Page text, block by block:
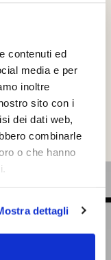
contenuti ed
media e per
inoltre
sito con i
dei dati web,
combinarle
o che hanno
dettagli
subito una
dalla nostra